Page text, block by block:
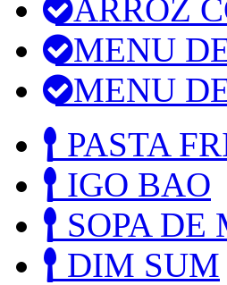
ARROZ
MENU
MENU
PASTA
IGO BAO
SOPA DE
DIM SUM